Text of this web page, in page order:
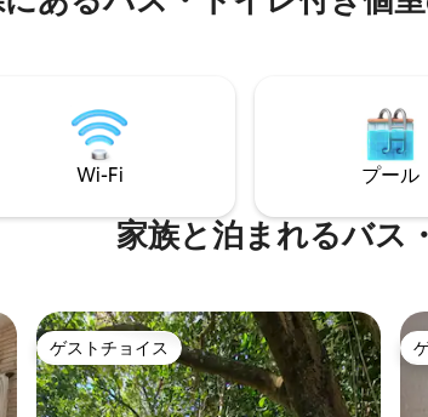
で
に
Wi-Fi プール
家族と泊まれるバス
ゲストチョイス
ゲストチョイス